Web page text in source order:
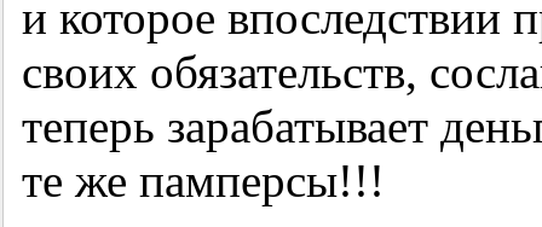
и которое впоследствии
своих обязательств,
теперь зарабатывает
те же памперсы!!!